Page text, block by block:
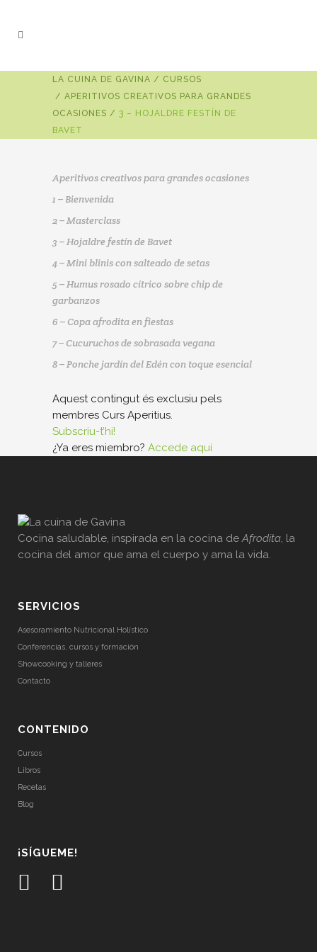
LA CUINA DE GAVINA / CURSOS
/ APERITIVOS CREATIVOS PARA GRANDES
OCASIONES / 3 – HOJALDRE FESTÍN DE
BAVET
Aperitivos creativos para grandes ocasiones
1 – Bienvenida
2 – Masterclass
3 – Hojaldre festín de Bavet
4 – Mini blinis con salteado de setas
5 – Humus rosado cítrico sobre chip de
garbanzos
6 – Copa afrodita en fiestas
7 – Cucuruchos de sobrasada vegana
8 – Ponche jardín del Edén con toque esencial
Aquest contingut és exclusiu pels
membres Curs Aperitius.
Subscriu-t’hi!
¿Ya eres miembro? Accede aquí
Cocina saludable, inspirada en la cocina deAfrodita, la
cocina del amor que ama el cuerpo y ama la vida.
SERVICIOS
Asesoramiento Nutricional Holístico
Conferencias, cursos y formación
Showcooking y talleres
Contacto
CONTENIDO
Cursos
Libros
Recetas
Blog
¡SÍGUEME!